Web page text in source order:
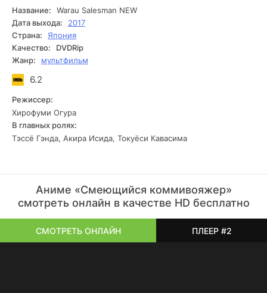
Каждая серия приносит новую интригу и заставляет
зрителя задуматься о грани между желаниями и их
последствиями. Оригинальный сценарий и
непредсказуемый сюжет — вот что делает этот сериал
по-настоящему отличительным и завораживающим.
Название:
Warau Salesman NEW
Дата выхода:
2017
Страна:
Япония
Качество:
DVDRip
Жанр:
мультфильм
6.2
Режиссер:
Хирофуми Огура
В главных ролях:
Тэссё Гэнда, Акира Исида, Токуёси Кавасима
Аниме «Смеющийся коммивояжер»
смотреть онлайн в качестве HD бесплатно
СМОТРЕТЬ ОНЛАЙН ПЛЕЕР #2